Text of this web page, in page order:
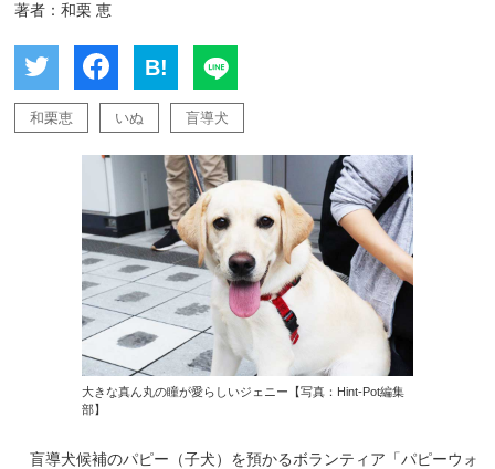
著者：和栗 恵
B!
和栗恵 いぬ 盲導犬
大きな真ん丸の瞳が愛らしいジェニー【写真：Hint-Pot編集
部】
盲導犬候補のパピー（子犬）を預かるボランティア「パピーウォ